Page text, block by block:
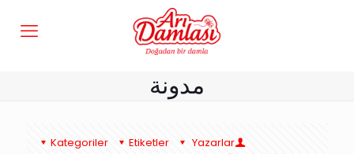
مدونة
Kategoriler Etiketler
Yazarlar